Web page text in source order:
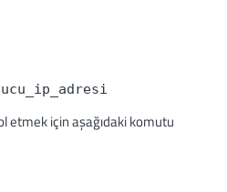
etmek için aşağıdaki komutu